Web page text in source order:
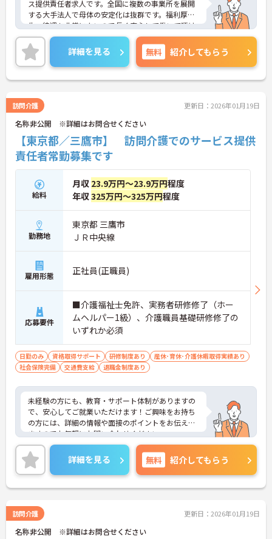
ス提供責任者求人です。全国に複数の事業所を展開
する大手法人で母体の安定化は抜群です。福利厚
生・待遇も非常によいので長く安心して働いて頂け
ます。チームワークがよく、業務の分担や役割がき
ちんとされておりますので、無駄な残業は無く、プ
ライベートとの両立もしやすい環境です。人事ロー
テーション制度により、訪問介護以外の業態にもチ
ャレンジすることが出でき、キャリアアップにもつ
合わせ下さい。
詳細を見る 無料 紹介してもらう
訪問介護 更新日：2026年01月19日
名称非公開 ※詳細はお問合せください
【東京都／三鷹市】 訪問介護でのサービス提供
責任者常勤募集です
給料
月収 23.9万円～23.9万円程度
年収325万円～325万円程度
勤務地
東京都 三鷹市
ＪＲ中央線
雇用形態 正社員(正職員)
応募要件
■介護福祉士免許、実務者研修修了（ホー
ムヘルパー1級）、介護職員基礎研修修了の
いずれか必須
日勤のみ 資格取得サポート 研修制度あり
産休･育休･介護休暇取得実績あり
社会保険完備
交通費支給 退職金制度あり
未経験の方にも、教育・サポート体制がありますの
で、安心してご就業いただけます！ご興味をお持ち
の方には、詳細の情報や面接のポイントをお伝えし
ますのでお気軽にお問い合わせください。
詳細を見る 無料 紹介してもらう
訪問介護 更新日：2026年01月19日
名称非公開 ※詳細はお問合せください